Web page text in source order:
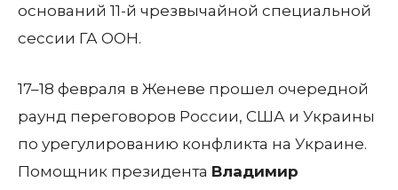
оснований 11-й чрезвычайной специальной
сессии ГА ООН.
17–18 февраля в Женеве прошел очередной
раунд переговоров России, США и Украины
по урегулированию конфликта на Украине.
Помощник президента Владимир